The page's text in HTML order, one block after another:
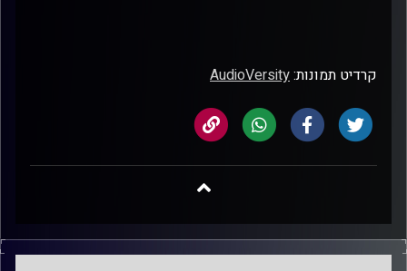
קרדיט תמונות:AudioVersity